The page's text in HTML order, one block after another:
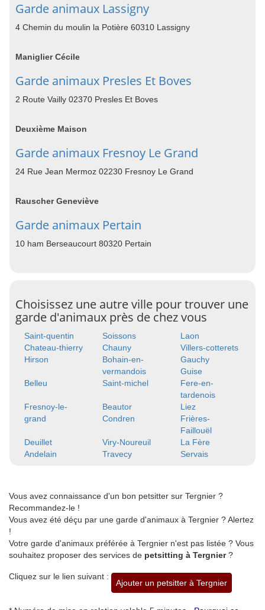
Garde animaux Lassigny
4 Chemin du moulin la Potière 60310 Lassigny
Maniglier Cécile
Garde animaux Presles Et Boves
2 Route Vailly 02370 Presles Et Boves
Deuxième Maison
Garde animaux Fresnoy Le Grand
24 Rue Jean Mermoz 02230 Fresnoy Le Grand
Rauscher Geneviève
Garde animaux Pertain
10 ham Berseaucourt 80320 Pertain
Choisissez une autre ville pour trouver une
garde d'animaux près de chez vous
Saint-quentin Soissons
Laon
Chateau-thierry
Chauny
Villers-cotterets
Hirson
Bohain-en-
vermandois
Gauchy
Guise
Belleu
Saint-michel
Fere-en-
tardenois
Fresnoy-le-
grand
Beautor
Liez
Condren
Frières-
Faillouël
Deuillet
Viry-Noureuil
La Fère
Andelain
Travecy Servais
Vous avez connaissance d'un bon petsitter sur Tergnier ?
Recommandez-le !
Vous avez été déçu par une garde d'animaux à Tergnier ? Alertez
!
Votre garde d'animaux préférée à Tergnier n'est pas listée ? Vous
souhaitez proposer des services de petsitting à Tergnier?
Cliquez sur le lien suivant :
Ajouter un petsitter à Tergnier